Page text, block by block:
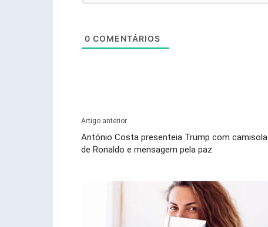
0 COMENTÁRIOS
Artigo anterior
António Costa presenteia Trump com camisola
de Ronaldo e mensagem pela paz